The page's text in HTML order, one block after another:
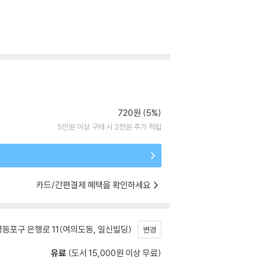
720원 (5%)
5만원 이상 구매 시 2천원 추가 적립
카드/간편결제 혜택을 확인하세요
포구 은행로 11(여의도동, 일신빌딩) 변경
유료 (도서 15,000원 이상 무료)